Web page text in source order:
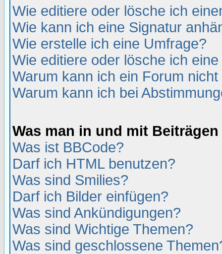
Wie editiere oder lösche ich
Wie kann ich eine Signatur
Wie erstelle ich eine Umfrage?
Wie editiere oder lösche ich
Warum kann ich ein Forum
Warum kann ich bei
Was man in und mit
Was ist BBCode?
Darf ich HTML benutzen?
Was sind Smilies?
Darf ich Bilder einfügen?
Was sind Ankündigungen?
Was sind Wichtige Themen?
Was sind geschlossene